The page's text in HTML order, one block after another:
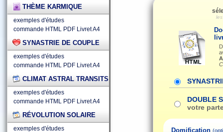
THÈME KARMIQUE
exemples d'études
commande HTML PDF Livret A4
SYNASTRIE DE COUPLE
exemples d'études
commande HTML PDF Livret A4
CLIMAT ASTRAL TRANSITS
exemples d'études
commande HTML PDF Livret A4
RÉVOLUTION SOLAIRE
exemples d'études
DOUBLE
votre
Domification